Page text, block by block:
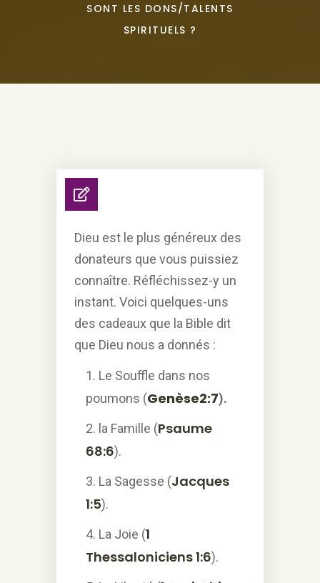
SONT LES DONS/TALENTS
SPIRITUELS ?
Dieu est le plus généreux des
donateurs que vous puissiez
connaître. Réfléchissez-y un
instant. Voici quelques-uns
des cadeaux que la Bible dit
que Dieu nous a donnés :
Le Souffle dans nos
poumons (Genèse2:7).
la Famille (Psaume
68:6).
La Sagesse (Jacques
1:5).
La Joie (1
Thessaloniciens 1:6).